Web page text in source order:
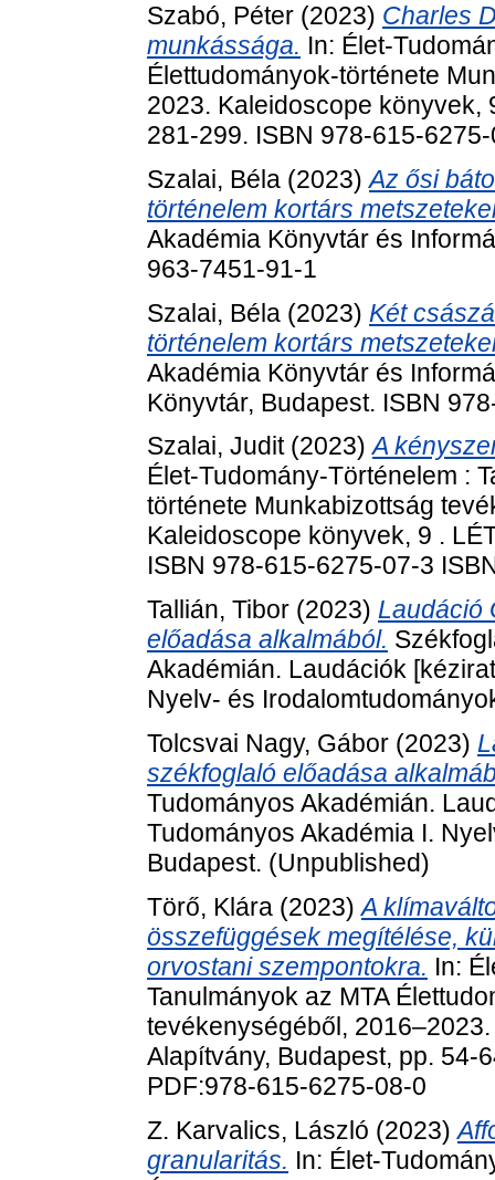
Szabó, Péter (2023) Charles
munkássága. In: Élet-
Élettudományok-története
2023. Kaleidoscope könyvek,
281-299. ISBN 978-615-
Szalai, Béla (2023)Az ősi
történelem kortárs
Akadémia Könyvtár és
963-7451-91-1
Szalai, Béla (2023) Két
történelem kortárs
Akadémia Könyvtár és
Könyvtár, Budapest. ISBN
Szalai, Judit(2023)A
Élet-Tudomány-Történelem :
története Munkabizottság
Kaleidoscope könyvek, 9 .
ISBN 978-615-6275-07-3
Tallián, Tibor (2023) Laudáció
előadása alkalmából.
Akadémián. Laudációk
Nyelv- és
Tolcsvai Nagy, Gábor (2023)
székfoglaló előadása
Tudományos Akadémián.
Tudományos Akadémia I.
Budapest. (Unpublished)
Törő, Klára (2023)A
összefüggések megítélése,
orvostani szempontokra. In:
Tanulmányok az MTA
tevékenységéből,
Alapítvány, Budapest, pp. 54-
PDF:978-615-6275-08-0
Z. Karvalics, László (2023)
granularitás. In: Élet-